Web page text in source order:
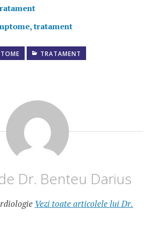
tratament
TRATAMENT
Dr. Benteu Darius
Vezi toate articolele lui Dr.